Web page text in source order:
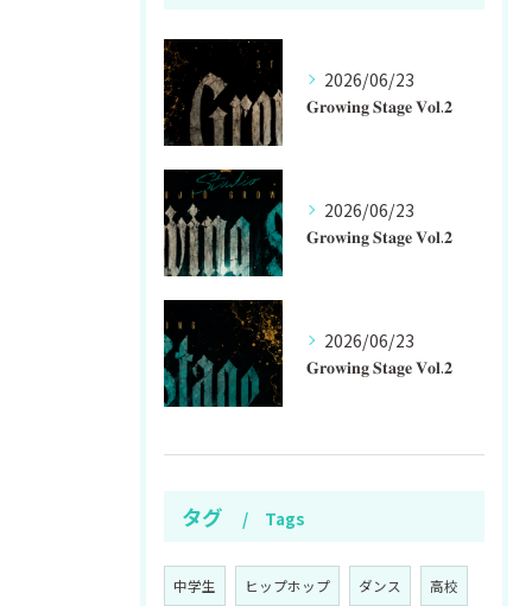
2026/06/23
𝐆𝐫𝐨𝐰𝐢𝐧𝐠 𝐒𝐭𝐚𝐠𝐞 𝐕𝐨𝐥.𝟐
2026/06/23
𝐆𝐫𝐨𝐰𝐢𝐧𝐠 𝐒𝐭𝐚𝐠𝐞 𝐕𝐨𝐥.𝟐
2026/06/23
𝐆𝐫𝐨𝐰𝐢𝐧𝐠 𝐒𝐭𝐚𝐠𝐞 𝐕𝐨𝐥.𝟐
タグ Tags
中学生 ヒップホップ ダンス 高校